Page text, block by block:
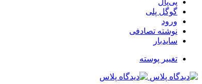
پی‌پال
گوگل پلی
ورود
نوشته تصادفی
سایدبار
تغییر پوسته